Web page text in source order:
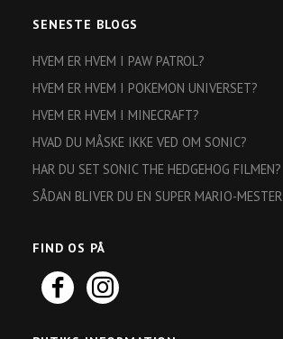
SENESTE BLOGS
HVEM ER HVEM I PAW PATROL?
HVEM ER HVEM I POKEMON UNIVERSET?
HVEM ER HVEM I MINECRAFT?
HVAD DU MÅSKE IKKE VED OM SONIC?
HAR DU SET SONIC THE HEDGEHOG FILMEN?
SÅDAN BLIVER DU EN SUPER MARIO-MESTER
FIND OS PÅ